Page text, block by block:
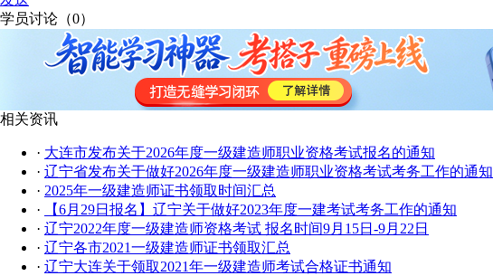
学员讨论（0）
相关资讯
· 大连市发布关于2026年度一级建造师职业资格考试报名的通知
· 辽宁省发布关于做好2026年度一级建造师职业资格考试考务工作的通知
· 2025年一级建造师证书领取时间汇总
·
【6月29日报名】辽宁关于做好2023年度一建考试考务工作的通知
· 辽宁2022年度一级建造师资格考试 报名时间9月15日-9月22日
· 辽宁各市2021一级建造师证书领取汇总
· 辽宁大连关于领取2021年一级建造师考试合格证书通知